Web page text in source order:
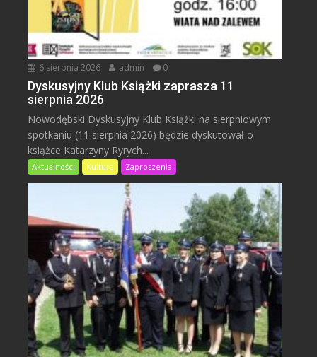
6 sierpnia 2026 admin 0
Dyskusyjny Klub Książki zaprasza 11
sierpnia 2026
Nowodębski Dyskusyjny Klub Książki na sierpniowym
spotkaniu (11 sierpnia 2026) będzie dyskutował o
książce Katarzyny Ryrych...
Aktualności Kultura Zaproszenia